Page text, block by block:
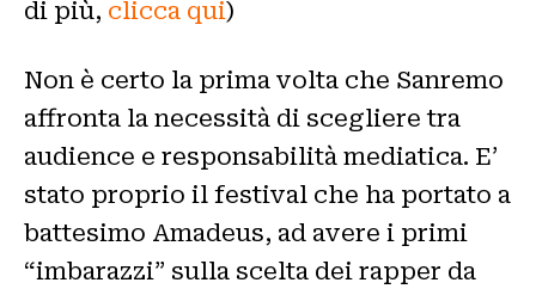
di più, clicca qui)
Non è certo la prima volta che Sanremo
affronta la necessità di scegliere tra
audience e responsabilità mediatica. E’
stato proprio il festival che ha portato a
battesimo Amadeus, ad avere i primi
“imbarazzi” sulla scelta dei rapper da